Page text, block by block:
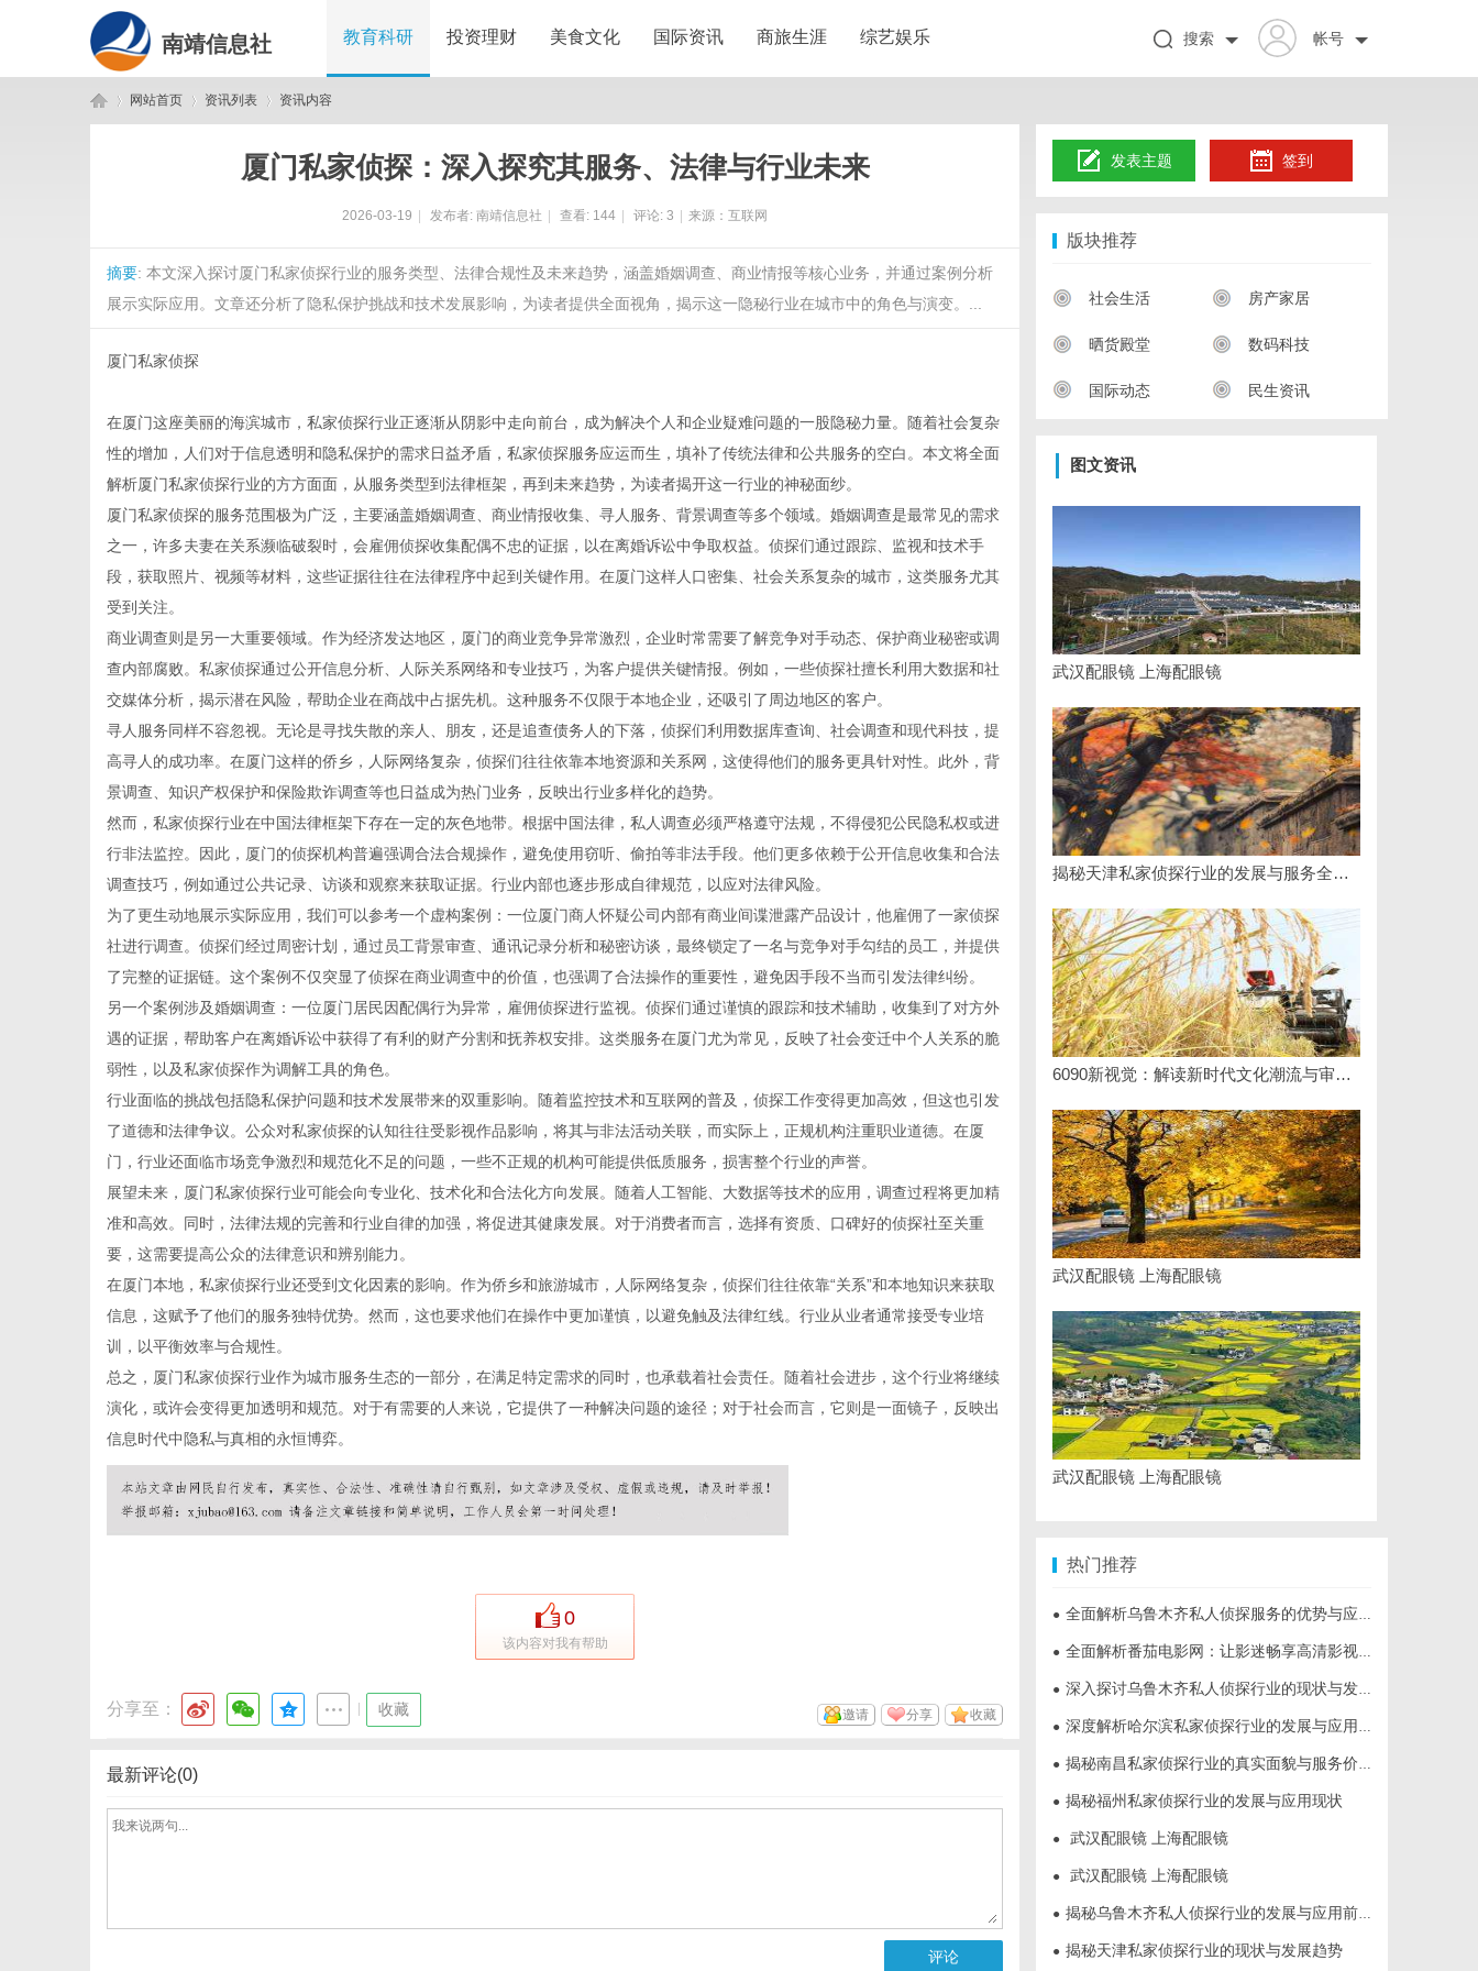
南靖信息社 教育科研 投资理财 美食文化 国际资讯 商旅生涯 综艺娱乐 帐号
搜索
网站首页 资讯列表 资讯内容
厦门私家侦探：深入探究其服务、法律与行业未来
2026-03-19 发布者: 南靖信息社 查看: 144 评论: 3 来源：互联网
摘要: 本文深入探讨厦门私家侦探行业的服务类型、法律合规性及未来趋势，涵盖婚姻调查、商业情报等核心业务，并通过案例分析
展示实际应用。文章还分析了隐私保护挑战和技术发展影响，为读者提供全面视角，揭示这一隐秘行业在城市中的角色与演变。...
厦门私家侦探
在厦门这座美丽的海滨城市，私家侦探行业正逐渐从阴影中走向前台，成为解决个人和企业疑难问题的一股隐秘力量。随着社会复杂
性的增加，人们对于信息透明和隐私保护的需求日益矛盾，私家侦探服务应运而生，填补了传统法律和公共服务的空白。本文将全面
解析厦门私家侦探行业的方方面面，从服务类型到法律框架，再到未来趋势，为读者揭开这一行业的神秘面纱。
厦门私家侦探的服务范围极为广泛，主要涵盖婚姻调查、商业情报收集、寻人服务、背景调查等多个领域。婚姻调查是最常见的需求
之一，许多夫妻在关系濒临破裂时，会雇佣侦探收集配偶不忠的证据，以在离婚诉讼中争取权益。侦探们通过跟踪、监视和技术手
段，获取照片、视频等材料，这些证据往往在法律程序中起到关键作用。在厦门这样人口密集、社会关系复杂的城市，这类服务尤其
受到关注。
商业调查则是另一大重要领域。作为经济发达地区，厦门的商业竞争异常激烈，企业时常需要了解竞争对手动态、保护商业秘密或调
查内部腐败。私家侦探通过公开信息分析、人际关系网络和专业技巧，为客户提供关键情报。例如，一些侦探社擅长利用大数据和社
交媒体分析，揭示潜在风险，帮助企业在商战中占据先机。这种服务不仅限于本地企业，还吸引了周边地区的客户。
寻人服务同样不容忽视。无论是寻找失散的亲人、朋友，还是追查债务人的下落，侦探们利用数据库查询、社会调查和现代科技，提
高寻人的成功率。在厦门这样的侨乡，人际网络复杂，侦探们往往依靠本地资源和关系网，这使得他们的服务更具针对性。此外，背
景调查、知识产权保护和保险欺诈调查等也日益成为热门业务，反映出行业多样化的趋势。
然而，私家侦探行业在中国法律框架下存在一定的灰色地带。根据中国法律，私人调查必须严格遵守法规，不得侵犯公民隐私权或进
行非法监控。因此，厦门的侦探机构普遍强调合法合规操作，避免使用窃听、偷拍等非法手段。他们更多依赖于公开信息收集和合法
调查技巧，例如通过公共记录、访谈和观察来获取证据。行业内部也逐步形成自律规范，以应对法律风险。
为了更生动地展示实际应用，我们可以参考一个虚构案例：一位厦门商人怀疑公司内部有商业间谍泄露产品设计，他雇佣了一家侦探
社进行调查。侦探们经过周密计划，通过员工背景审查、通讯记录分析和秘密访谈，最终锁定了一名与竞争对手勾结的员工，并提供
了完整的证据链。这个案例不仅突显了侦探在商业调查中的价值，也强调了合法操作的重要性，避免因手段不当而引发法律纠纷。
另一个案例涉及婚姻调查：一位厦门居民因配偶行为异常，雇佣侦探进行监视。侦探们通过谨慎的跟踪和技术辅助，收集到了对方外
遇的证据，帮助客户在离婚诉讼中获得了有利的财产分割和抚养权安排。这类服务在厦门尤为常见，反映了社会变迁中个人关系的脆
弱性，以及私家侦探作为调解工具的角色。
行业面临的挑战包括隐私保护问题和技术发展带来的双重影响。随着监控技术和互联网的普及，侦探工作变得更加高效，但这也引发
了道德和法律争议。公众对私家侦探的认知往往受影视作品影响，将其与非法活动关联，而实际上，正规机构注重职业道德。在厦
门，行业还面临市场竞争激烈和规范化不足的问题，一些不正规的机构可能提供低质服务，损害整个行业的声誉。
展望未来，厦门私家侦探行业可能会向专业化、技术化和合法化方向发展。随着人工智能、大数据等技术的应用，调查过程将更加精
准和高效。同时，法律法规的完善和行业自律的加强，将促进其健康发展。对于消费者而言，选择有资质、口碑好的侦探社至关重
要，这需要提高公众的法律意识和辨别能力。
在厦门本地，私家侦探行业还受到文化因素的影响。作为侨乡和旅游城市，人际网络复杂，侦探们往往依靠“关系”和本地知识来获取
信息，这赋予了他们的服务独特优势。然而，这也要求他们在操作中更加谨慎，以避免触及法律红线。行业从业者通常接受专业培
训，以平衡效率与合规性。
总之，厦门私家侦探行业作为城市服务生态的一部分，在满足特定需求的同时，也承载着社会责任。随着社会进步，这个行业将继续
演化，或许会变得更加透明和规范。对于有需要的人来说，它提供了一种解决问题的途径；对于社会而言，它则是一面镜子，反映出
信息时代中隐私与真相的永恒博弈。
0
该内容对我有帮助
分享至： 收藏 收藏
分享
邀请
最新评论(0)
评论
发表主题 签到
版块推荐
社会生活 房产家居
晒货殿堂 数码科技
国际动态 民生资讯
图文资讯
武汉配眼镜 上海配眼镜
揭秘天津私家侦探行业的发展与服务全解析
6090新视觉：解读新时代文化潮流与审美变迁
武汉配眼镜 上海配眼镜
武汉配眼镜 上海配眼镜
热门推荐
● 全面解析乌鲁木齐私人侦探服务的优势与应用
● 全面解析番茄电影网：让影迷畅享高清影视资源的新选择
● 深入探讨乌鲁木齐私人侦探行业的现状与发展趋势
● 深度解析哈尔滨私家侦探行业的发展与应用现状
● 揭秘南昌私家侦探行业的真实面貌与服务价值详解
● 揭秘福州私家侦探行业的发展与应用现状
● 武汉配眼镜 上海配眼镜
● 武汉配眼镜 上海配眼镜
● 揭秘乌鲁木齐私人侦探行业的发展与应用前景
● 揭秘天津私家侦探行业的现状与发展趋势